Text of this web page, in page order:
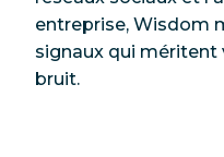
entreprise, Wisdom
signaux qui
bruit.